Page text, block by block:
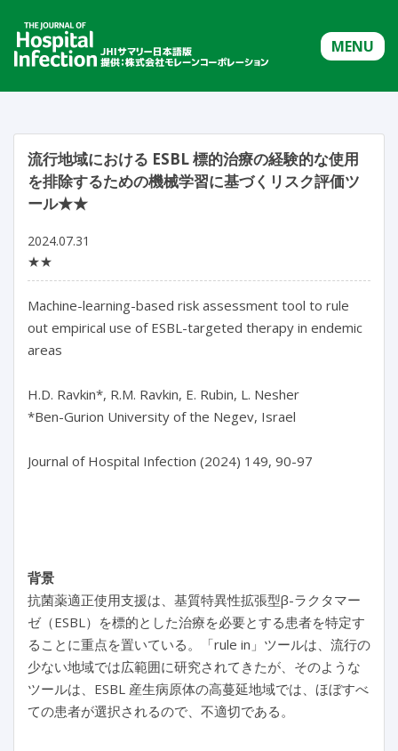
MENU
流行地域における ESBL 標的治療の経験的な使用
を排除するための機械学習に基づくリスク評価ツ
ール★★
2024.07.31
★★
Machine-learning-based risk assessment tool to rule
out empirical use of ESBL-targeted therapy in endemic
areas
H.D. Ravkin*, R.M. Ravkin, E. Rubin, L. Nesher
*Ben-Gurion University of the Negev, Israel
Journal of Hospital Infection (2024) 149, 90-97
背景
抗菌薬適正使用支援は、基質特異性拡張型β-ラクタマー
ゼ（ESBL）を標的とした治療を必要とする患者を特定す
ることに重点を置いている。「rule in」ツールは、流行の
少ない地域では広範囲に研究されてきたが、そのような
ツールは、ESBL 産生病原体の高蔓延地域では、ほぼすべ
ての患者が選択されるので、不適切である。